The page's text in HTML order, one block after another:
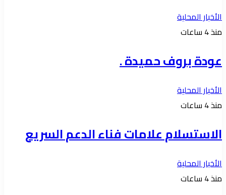
الأخبار المحلية
منذ 4 ساعات
عودة بروف حميدة .
الأخبار المحلية
منذ 4 ساعات
الاستسلام علامات فناء الدعم السريع
الأخبار المحلية
منذ 4 ساعات